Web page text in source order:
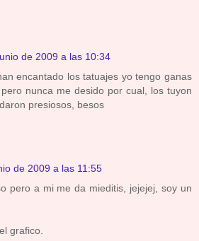
de 2009 a las 10:34
encantado los tatuajes yo tengo ganas
nunca me desido por cual, los tuyon
presiosos, besos
de 2009 a las 11:55
pero a mi me da mieditis, jejejej, soy un
grafico.